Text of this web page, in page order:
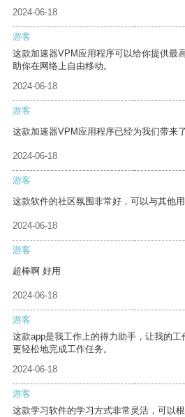
2024-06-18
游客
这款加速器VPM应用程序可以给你提供最
助你在网络上自由移动。
2024-06-18
游客
这款加速器VPM应用程序已经为我们带来
2024-06-18
游客
这款软件的社区氛围非常好，可以与其他用
2024-06-18
游客
超棒啊 好用
2024-06-18
游客
这款app是我工作上的得力助手，让我的
更轻松地完成工作任务。
2024-06-18
游客
这款学习软件的学习方式非常灵活，可以